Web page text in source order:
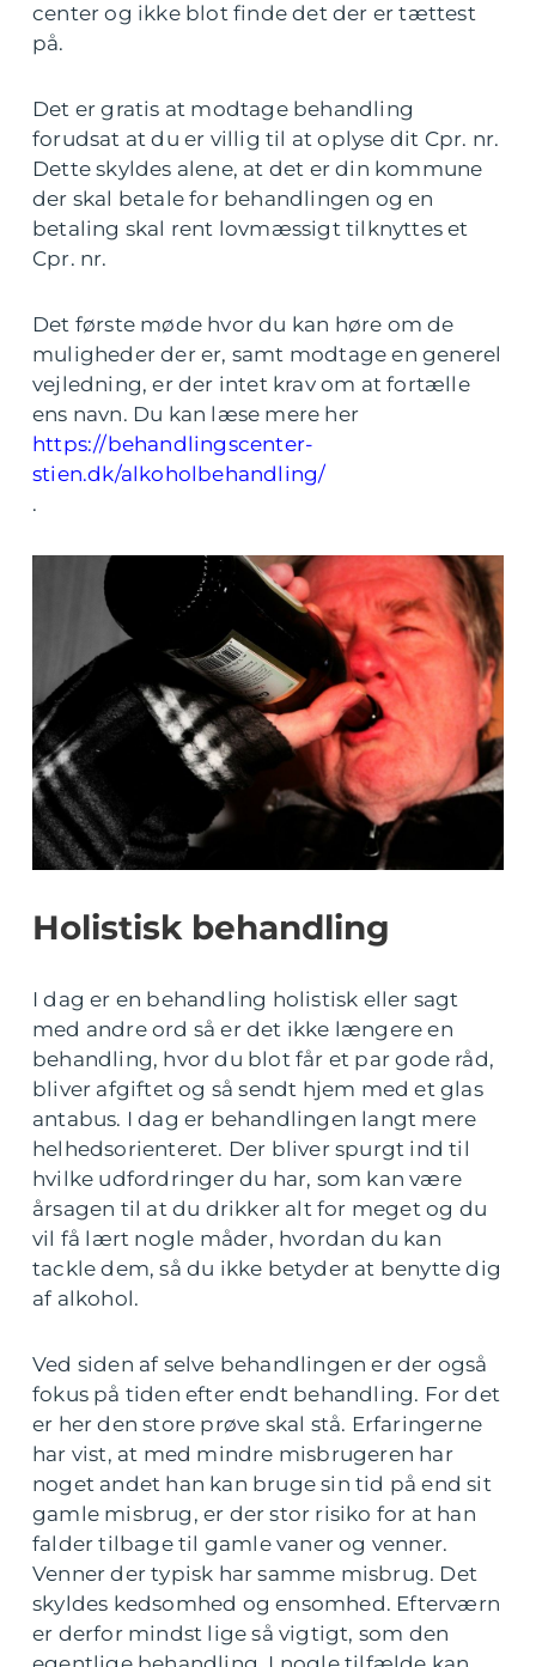
center og ikke blot finde det der er tættest
på.
Det er gratis at modtage behandling
forudsat at du er villig til at oplyse dit Cpr. nr.
Dette skyldes alene, at det er din kommune
der skal betale for behandlingen og en
betaling skal rent lovmæssigt tilknyttes et
Cpr. nr.
Det første møde hvor du kan høre om de
muligheder der er, samt modtage en generel
vejledning, er der intet krav om at fortælle
ens navn. Du kan læse mere her
https://behandlingscenter-
stien.dk/alkoholbehandling/
.
Holistisk behandling
I dag er en behandling holistisk eller sagt
med andre ord så er det ikke længere en
behandling, hvor du blot får et par gode råd,
bliver afgiftet og så sendt hjem med et glas
antabus. I dag er behandlingen langt mere
helhedsorienteret. Der bliver spurgt ind til
hvilke udfordringer du har, som kan være
årsagen til at du drikker alt for meget og du
vil få lært nogle måder, hvordan du kan
tackle dem, så du ikke betyder at benytte dig
af alkohol.
Ved siden af selve behandlingen er der også
fokus på tiden efter endt behandling. For det
er her den store prøve skal stå. Erfaringerne
har vist, at med mindre misbrugeren har
noget andet han kan bruge sin tid på end sit
gamle misbrug, er der stor risiko for at han
falder tilbage til gamle vaner og venner.
Venner der typisk har samme misbrug. Det
skyldes kedsomhed og ensomhed. Efterværn
er derfor mindst lige så vigtigt, som den